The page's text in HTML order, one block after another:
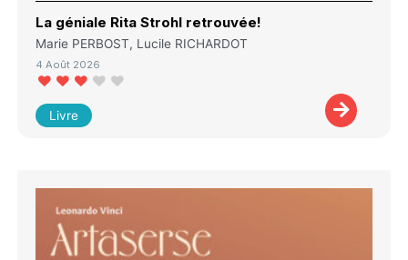
La géniale Rita Strohl retrouvée!
Marie PERBOST, Lucile RICHARDOT
4 Août 2026
Livre